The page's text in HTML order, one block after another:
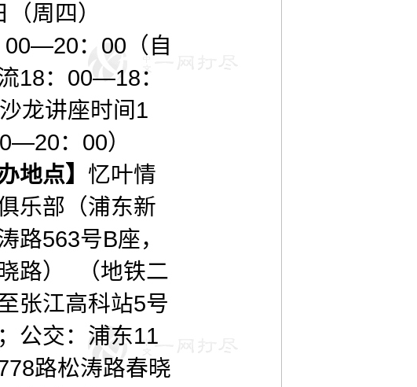
周四）
00—20：00（自
18：00—18：
龙讲座时间1
：00）
地点】 忆叶情
乐部（浦东新
路563号B座，
路） （地铁二
张江高科站5号
公交：浦东11
路松涛路春晓